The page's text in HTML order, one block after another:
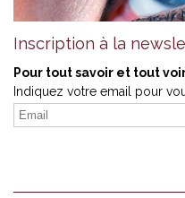
Inscription à la
Pour tout savoir et tout
Indiquez votre email pour